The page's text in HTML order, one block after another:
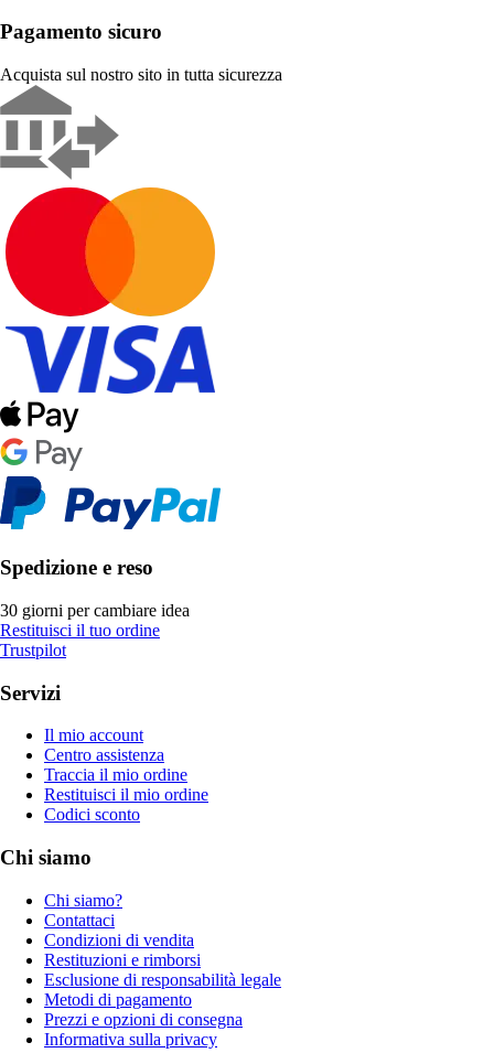
Pagamento sicuro
Acquista sul nostro sito in tutta sicurezza
Spedizione e reso
30 giorni per cambiare idea
Restituisci il tuo ordine
Trustpilot
Servizi
Il mio account
Centro assistenza
Traccia il mio ordine
Restituisci il mio ordine
Codici sconto
Chi siamo
Chi siamo?
Contattaci
Condizioni di vendita
Restituzioni e rimborsi
Esclusione di responsabilità legale
Metodi di pagamento
Prezzi e opzioni di consegna
Informativa sulla privacy